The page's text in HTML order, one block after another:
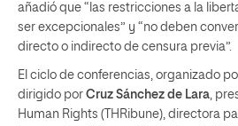
añadió que “las restricciones a la
ser excepcionales” y “no deben
directo o indirecto de censura previa”.
El ciclo de conferencias, organizado
dirigido por Cruz Sánchez de Lara ,
Human Rights (THRibune), directora